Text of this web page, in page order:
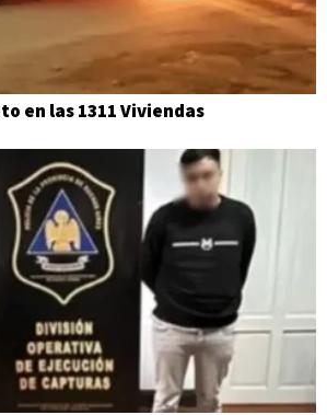
en las 1311 Viviendas